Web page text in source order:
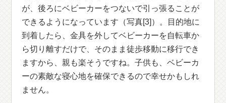
が、後ろにベビーカーをつないで引っ張ることが
できるようになっています（写真[3]）。目的地に
到着したら、金具を外してベビーカーを自転車か
ら切り離すだけで、そのまま徒歩移動に移行でき
ますから、親も楽そうですね。子供も、ベビーカ
ーの素敵な寝心地を確保できるので幸せかもしれ
ません。